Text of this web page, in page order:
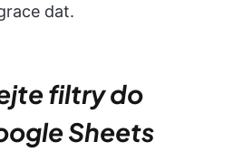
dat.
filtry do
Sheets